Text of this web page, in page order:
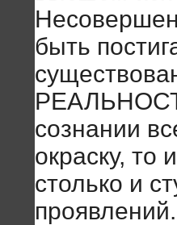
быть
сознании
окраску, то
столько и
проявлений.